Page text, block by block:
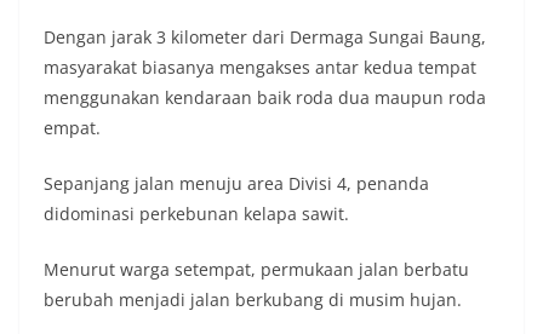
Dengan jarak 3 kilometer dari Dermaga Sungai Baung,
masyarakat biasanya mengakses antar kedua tempat
menggunakan kendaraan baik roda dua maupun roda
empat.
Sepanjang jalan menuju area Divisi 4, penanda
didominasi perkebunan kelapa sawit.
Menurut warga setempat, permukaan jalan berbatu
berubah menjadi jalan berkubang di musim hujan.